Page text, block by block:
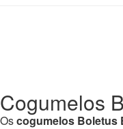
Cogumelos
Oscogumelos Boletus